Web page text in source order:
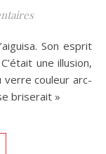
Son esprit
une illusion,
verre couleur arc-
briserait »